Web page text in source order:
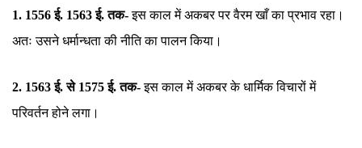
1. 1556 ई. 1563 ई. तक-इस काल में अकबर पर वैरम खाँ का प्रभाव रहा।
अतः उसने धर्मान्धता की नीति का पालन किया।
2. 1563 ई. से 1575 ई. तक-इस काल में अकबर के धार्मिक विचारों में
परिवर्तन होने लगा।